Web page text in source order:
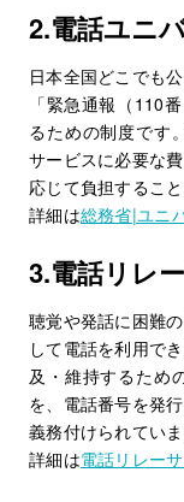
2.電話ユニ
日本全国どこでも
「緊急通報（110
るための制度です
サービスに必要な
応じて負担するこ
詳細は総務省|ユニ
3.電話リレ
聴覚や発話に困難
して電話を利用で
及・維持するため
を、電話番号を発
義務付けられていま
詳細は電話リレー